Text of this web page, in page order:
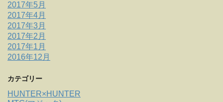
2017年5月
2017年4月
2017年3月
2017年2月
2017年1月
2016年12月
カテゴリー
HUNTER×HUNTER